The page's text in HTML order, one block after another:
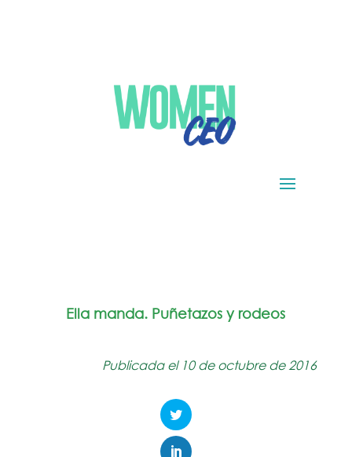
Ella manda. Puñetazos y rodeos
Publicada el 10 de octubre de 2016